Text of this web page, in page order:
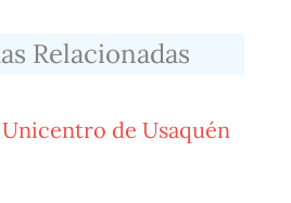
Relacionadas
de Usaquén